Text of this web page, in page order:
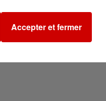
Accepter et fermer